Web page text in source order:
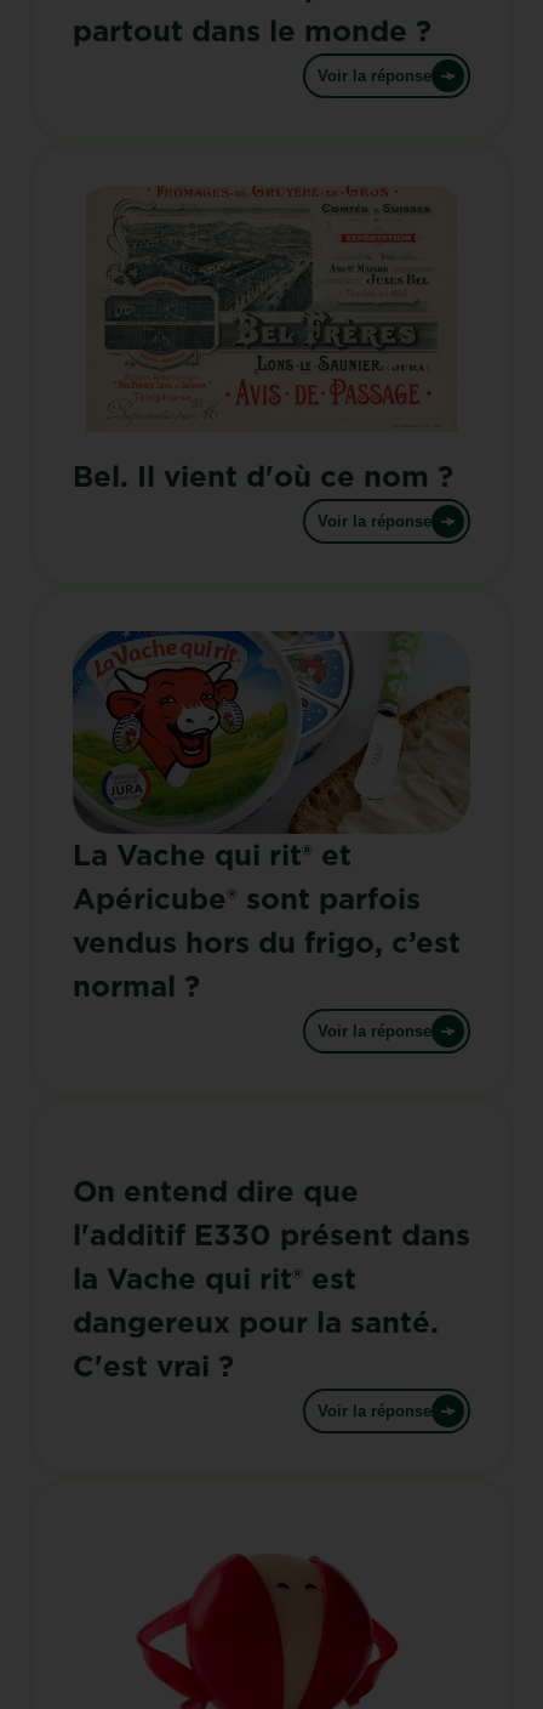
partout dans le monde ?
Voir la réponse
Bel. Il vient d'où ce nom ?
Voir la réponse
La Vache qui rit® et
Apéricube® sont parfois
vendus hors du frigo, c’est
normal ?
Voir la réponse
On entend dire que
l'additif E330 présent dans
la Vache qui rit® est
dangereux pour la santé.
C'est vrai ?
Voir la réponse